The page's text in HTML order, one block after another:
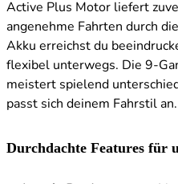
Active Plus Motor liefert
angenehme Fahrten durch
Akku erreichst du
flexibel unterwegs. Die 9-
meistert spielend
passt sich deinem Fahrstil an.
Durchdachte Features für